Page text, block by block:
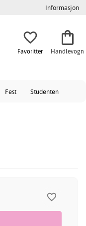
Informasjon
Favoritter Handlevogn
Fest Studenten